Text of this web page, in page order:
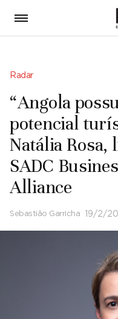
Radar
“Angola
potencial
Natália Rosa,
SADC
Alliance
Sebastião Garricha 19/2/